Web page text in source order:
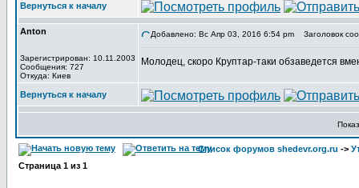
Вернуться к началу
Anton
Зарегистрирован: 10.11.2003
Сообщения: 727
Откуда: Киев
Добавлено: Вс Апр 03, 2016 6:54 pm Заголовок
Молодец, скоро Круптар-таки обзаведется
Вернуться к началу
Список форумов shedevr.org.ru ->
Страница 1 из 1